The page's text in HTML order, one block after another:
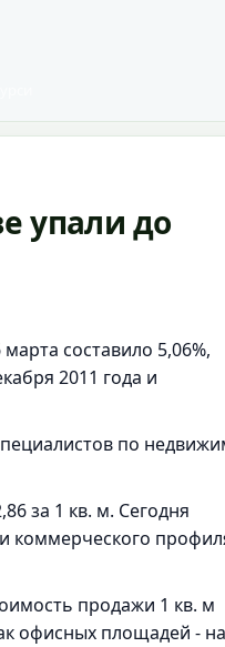
упали до
составило 5,06%,
2011 года и
по
за 1 кв. м. Сегодня
коммерческого
продажи 1 кв. м
офисных площадей - на